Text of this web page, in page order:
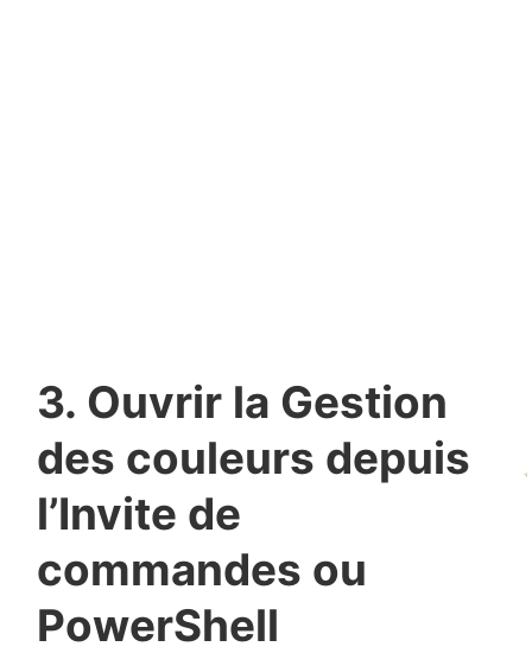
3. Ouvrir la Gestion
des couleurs depuis
l’Invite de
commandes ou
PowerShell